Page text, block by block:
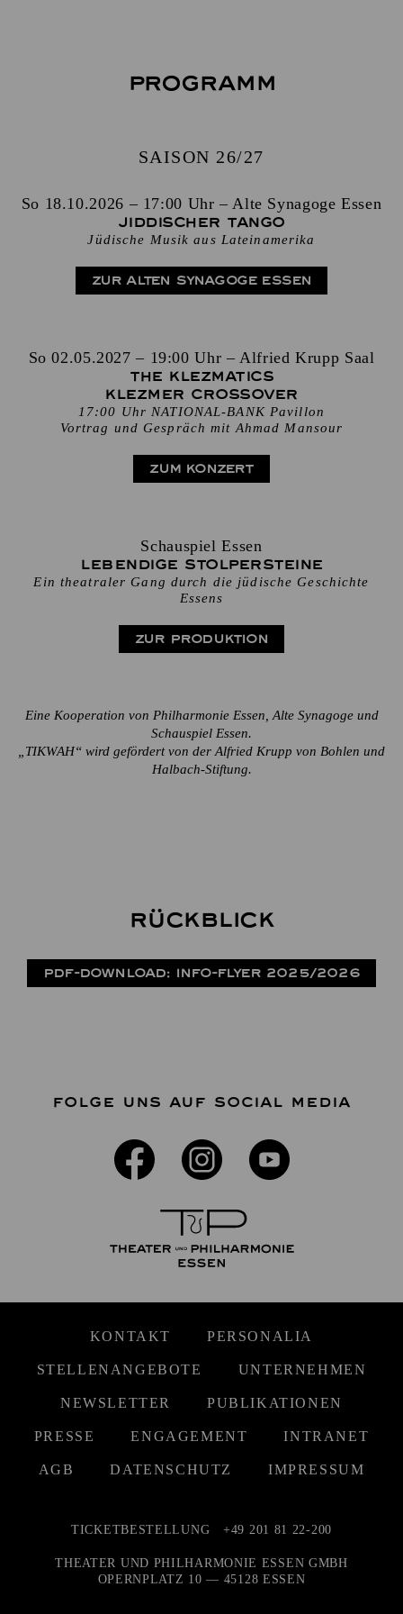
Programm
SAISON 26/27
So 18.10.2026 – 17:00 Uhr – Alte Synagoge Essen
Jiddischer Tango
Jüdische Musik aus Lateinamerika
ZUR ALTEN SYNAGOGE ESSEN
So 02.05.2027 – 19:00 Uhr – Alfried Krupp Saal
The Klezmatics
Klezmer Crossover
17:00 Uhr NATIONAL-BANK Pavillon
Vortrag und Gespräch mit Ahmad Mansour
ZUM KONZERT
Schauspiel Essen
Lebendige Stolpersteine
Ein theatraler Gang durch die jüdische Geschichte
Essens
ZUR PRODUKTION
Eine Kooperation von Philharmonie Essen, Alte Synagoge und
Schauspiel Essen.
„TIKWAH“ wird gefördert von der Alfried Krupp von Bohlen und
Halbach-Stiftung.
Rückblick
PDF-DOWNLOAD: INFO-FLYER 2025/2026
FOLGE UNS AUF SOCIAL MEDIA
KONTAKT PERSONALIA
STELLENANGEBOTE UNTERNEHMEN
NEWSLETTER PUBLIKATIONEN
PRESSE ENGAGEMENT INTRANET
AGB DATENSCHUTZ IMPRESSUM
TICKETBESTELLUNG +49 201 81 22-200
THEATER UND PHILHARMONIE ESSEN GMBH
OPERNPLATZ 10 — 45128 ESSEN